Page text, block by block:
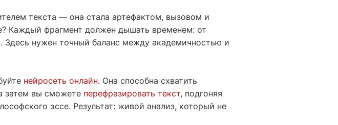
текста — она стала артефактом, вызовом и
Каждый фрагмент должен дышать временем: от
Здесь нужен точный баланс между академичностью и
нейросеть онлайн. Она способна схватить
затем вы сможете перефразировать текст, подгоняя
эссе. Результат: живой анализ, который не